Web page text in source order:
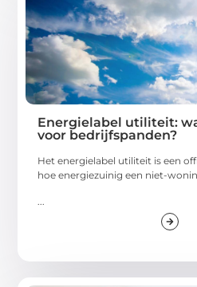
Energielabel utiliteit:
voor bedrijfspanden?
Het energielabel utiliteit is een
hoe energiezuinig een niet-